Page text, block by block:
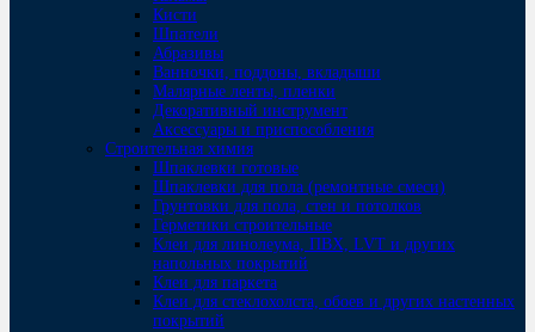
Кисти
Шпатели
Абразивы
Ванночки, поддоны, вкладыши
Малярные ленты, пленки
Декоративный инструмент
Аксессуары и приспособления
Строительная химия
Шпаклевки готовые
Шпаклевки для пола (ремонтные смеси)
Грунтовки для пола, стен и потолков
Герметики строительные
Клеи для линолеума, ПВХ, LVT и других
напольных покрытий
Клеи для паркета
Клеи для стеклохолста, обоев и других настенных
покрытий